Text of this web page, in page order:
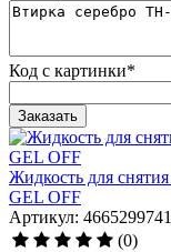
Код с картинки*
Заказать
Жидкость для
GEL OFF
Артикул:
(0)